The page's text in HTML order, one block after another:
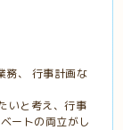
務、 行事計画な
いと考え、行事
ートの両立がし